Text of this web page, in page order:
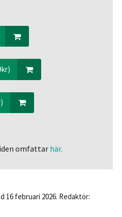
omfattarhär.
16 februari 2026. Redaktör: